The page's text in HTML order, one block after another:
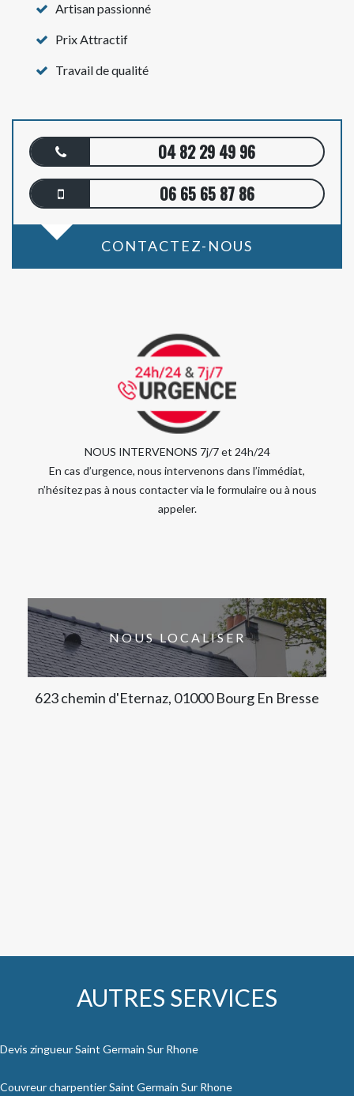
Artisan passionné
Prix Attractif
Travail de qualité
04 82 29 49 96
06 65 65 87 86
CONTACTEZ-NOUS
NOUS INTERVENONS 7j/7 et 24h/24
En cas d’urgence, nous intervenons dans l’immédiat,
n’hésitez pas à nous contacter via le formulaire ou à nous
appeler.
NOUS LOCALISER
623 chemin d'Eternaz, 01000 Bourg En Bresse
AUTRES SERVICES
Devis zingueur Saint Germain Sur Rhone
Couvreur charpentier Saint Germain Sur Rhone